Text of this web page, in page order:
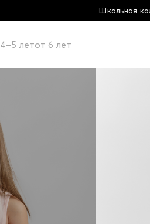
Школьная коллекция! Купи больше -
4–5 летот 6 лет